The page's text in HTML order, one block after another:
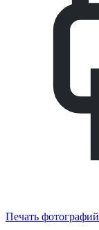
Печать фотографий